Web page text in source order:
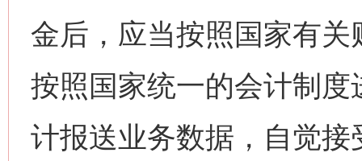
金后，应当按照国家有
按照国家统一的会计制
计报送业务数据，自觉